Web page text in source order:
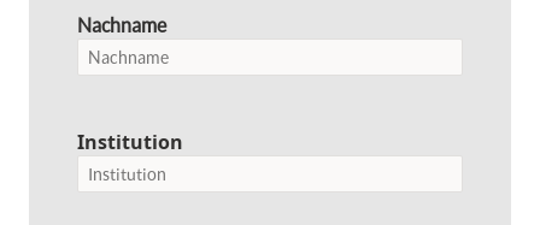
Nachname
Institution